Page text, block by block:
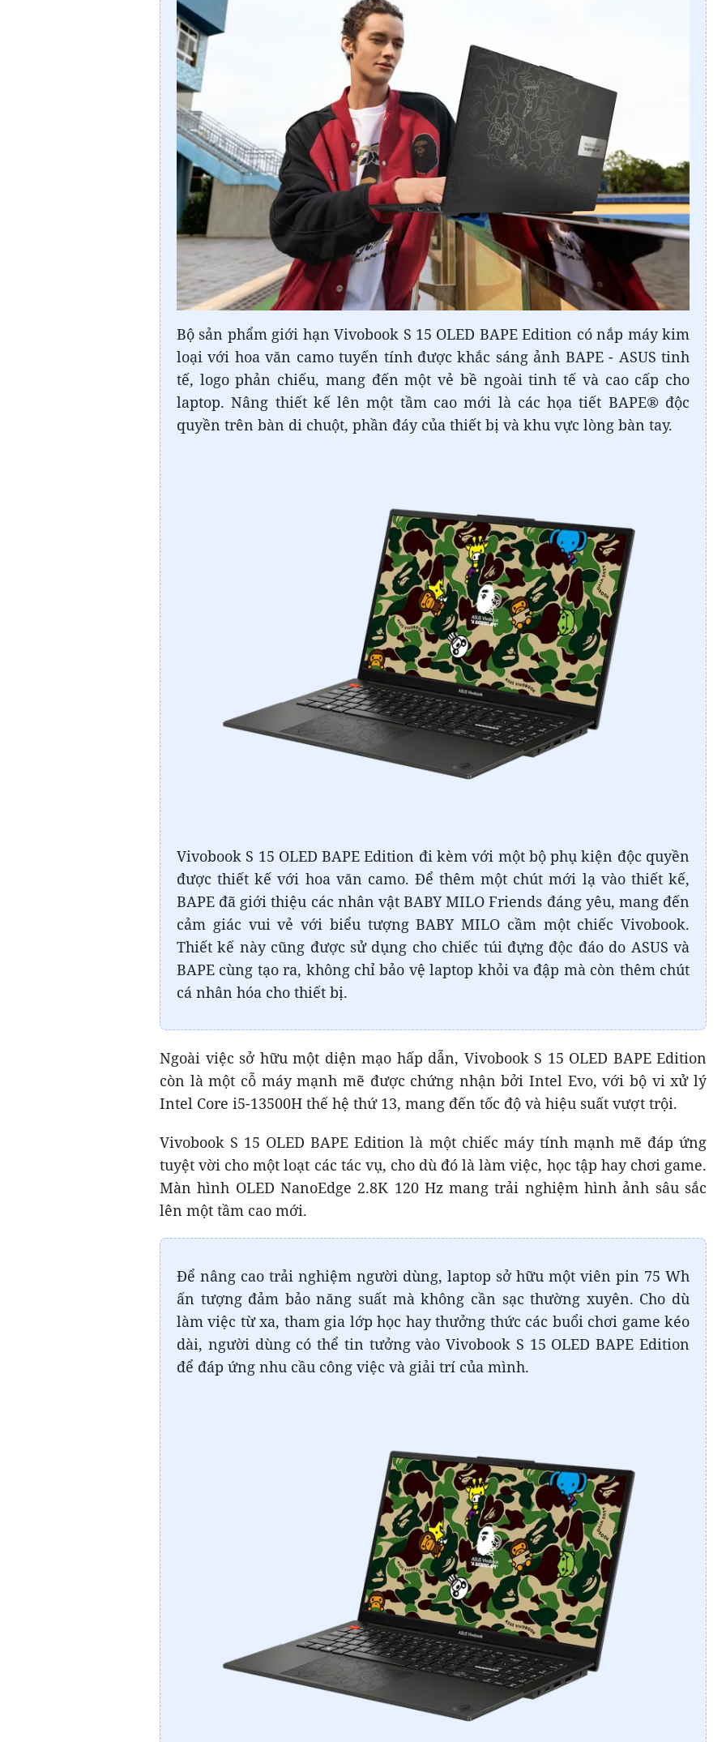
Bộ sản phẩm giới hạn Vivobook S 15 OLED BAPE Edition có nắp máy kim
loại với hoa văn camo tuyến tính được khắc sáng ảnh BAPE - ASUS tinh
tế, logo phản chiếu, mang đến một vẻ bề ngoài tinh tế và cao cấp cho
laptop. Nâng thiết kế lên một tầm cao mới là các họa tiết BAPE® độc
quyền trên bàn di chuột, phần đáy của thiết bị và khu vực lòng bàn tay.
Vivobook S 15 OLED BAPE Edition đi kèm với một bộ phụ kiện độc quyền
được thiết kế với hoa văn camo. Để thêm một chút mới lạ vào thiết kế,
BAPE đã giới thiệu các nhân vật BABY MILO Friends đáng yêu, mang đến
cảm giác vui vẻ với biểu tượng BABY MILO cầm một chiếc Vivobook.
Thiết kế này cũng được sử dụng cho chiếc túi đựng độc đáo do ASUS và
BAPE cùng tạo ra, không chỉ bảo vệ laptop khỏi va đập mà còn thêm chút
cá nhân hóa cho thiết bị.
Ngoài việc sở hữu một diện mạo hấp dẫn, Vivobook S 15 OLED BAPE Edition
còn là một cỗ máy mạnh mẽ được chứng nhận bởi Intel Evo, với bộ vi xử lý
Intel Core i5-13500H thế hệ thứ 13, mang đến tốc độ và hiệu suất vượt trội.
Vivobook S 15 OLED BAPE Edition là một chiếc máy tính mạnh mẽ đáp ứng
tuyệt vời cho một loạt các tác vụ, cho dù đó là làm việc, học tập hay chơi game.
Màn hình OLED NanoEdge 2.8K 120 Hz mang trải nghiệm hình ảnh sâu sắc
lên một tầm cao mới.
Để nâng cao trải nghiệm người dùng, laptop sở hữu một viên pin 75 Wh
ấn tượng đảm bảo năng suất mà không cần sạc thường xuyên. Cho dù
làm việc từ xa, tham gia lớp học hay thưởng thức các buổi chơi game kéo
dài, người dùng có thể tin tưởng vào Vivobook S 15 OLED BAPE Edition
để đáp ứng nhu cầu công việc và giải trí của mình.